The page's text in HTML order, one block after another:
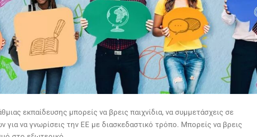
εκπαίδευσης μπορείς να βρεις παιχνίδια, να συμμετάσχεις σε
για να γνωρίσεις την ΕΕ με διασκεδαστικό τρόπο. Μπορείς να βρεις